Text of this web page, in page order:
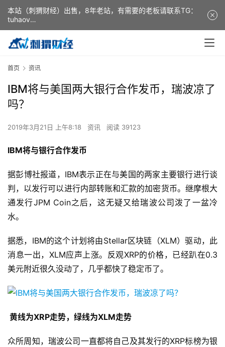
首页 资讯
IBM将与美国两大银行合作发币，瑞波凉了
吗？
2019年3月21日 上午8:18 资讯 阅读 39123
IBM将与银行合作发币
据彭博社报道，IBM表示正在与美国的两家主要银行进行谈
判，以发行可以进行内部转账和汇款的加密货币。继摩根大
通发行JPM Coin之后，这无疑又给瑞波公司泼了一盆冷
水。
据悉，IBM的这个计划将由Stellar区块链（XLM）驱动，此
消息一出，XLM应声上涨。反观XRP的价格，已经趴在0.3
美元附近很久没动了，几乎都快了稳定币了。
黄线为XRP走势，绿线为XLM走势
众所周知，瑞波公司一直都将自己及其发行的XRP标榜为银
本站（刺猬财经）出售，8年老站，有需要的老板请联系TG：
tuhaov
This website (ciweicaijing) is for sale. It is a 8-year-old
website. If you need it, please contact TG: tuhaov